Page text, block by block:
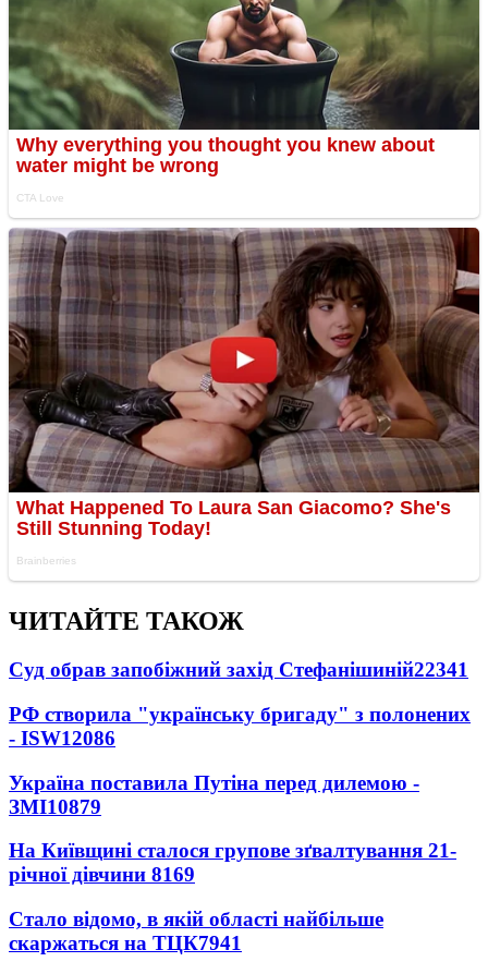
ЧИТАЙТЕ ТАКОЖ
Суд обрав запобіжний захід Стефанішиній22341
РФ створила "українську бригаду" з полонених
- ISW12086
Україна поставила Путіна перед дилемою -
ЗМІ10879
На Київщині сталося групове зґвалтування 21-
річної дівчини 8169
Стало відомо, в якій області найбільше
скаржаться на ТЦК7941